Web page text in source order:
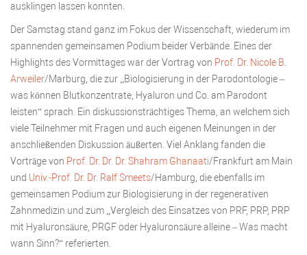
ausklingen lassen konnten.
Der Samstag stand ganz im Fokus der Wissenschaft, wiederum im
spannenden gemeinsamen Podium beider Verbände. Eines der
Highlights des Vormittages war der Vortrag von Prof. Dr. Nicole B.
Arweiler/Marburg, die zur „Biologisierung in der Parodontologie –
was können Blutkonzentrate, Hyaluron und Co. am Parodont
leisten“ sprach. Ein diskussionsträchtiges Thema, an welchem sich
viele Teilnehmer mit Fragen und auch eigenen Meinungen in der
anschließenden Diskussion äußerten. Viel Anklang fanden die
Vorträge von Prof. Dr. Dr. Dr. Shahram Ghanaati/Frankfurt am Main
und Univ.-Prof. Dr. Dr. Ralf Smeets/Hamburg, die ebenfalls im
gemeinsamen Podium zur Biologisierung in der regenerativen
Zahnmedizin und zum „Vergleich des Einsatzes von PRF, PRP, PRP
mit Hyaluronsäure, PRGF oder Hyaluronsäure alleine – Was macht
wann Sinn?“ referierten.